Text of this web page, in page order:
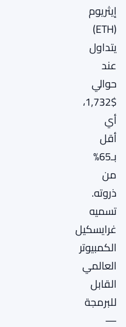
إيثريوم
(ETH)
يتداول
عند
حوالي
$1,732،
أي
أقل
بـ65%
من
ذروته.
تسميه
غرايسكيل
الكمبيوتر
العالمي
القابل
للبرمجة
—